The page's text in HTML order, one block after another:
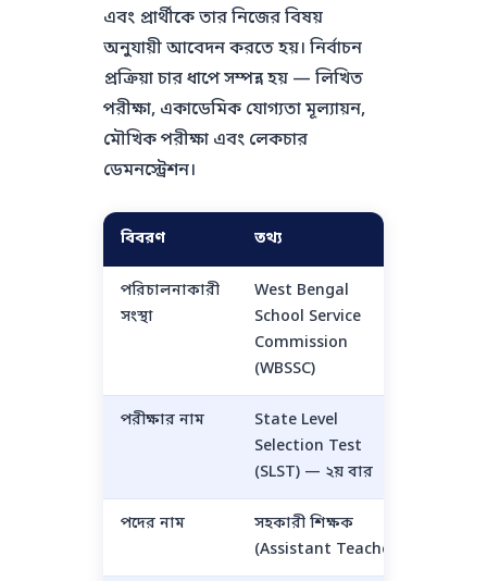
এবং প্রার্থীকে তার নিজের বিষয়
অনুযায়ী আবেদন করতে হয়। নির্বাচন
প্রক্রিয়া চার ধাপে সম্পন্ন হয় — লিখিত
পরীক্ষা, একাডেমিক যোগ্যতা মূল্যায়ন,
মৌখিক পরীক্ষা এবং লেকচার
ডেমনস্ট্রেশন।
বিবরণ তথ্য
পরিচালনাকারী
সংস্থা
West Bengal
School Service
Commission
(WBSSC)
পরীক্ষার নাম
State Level
Selection Test
(SLST) — ২য় বার
পদের নাম
সহকারী শিক্ষক
(Assistant Teacher)